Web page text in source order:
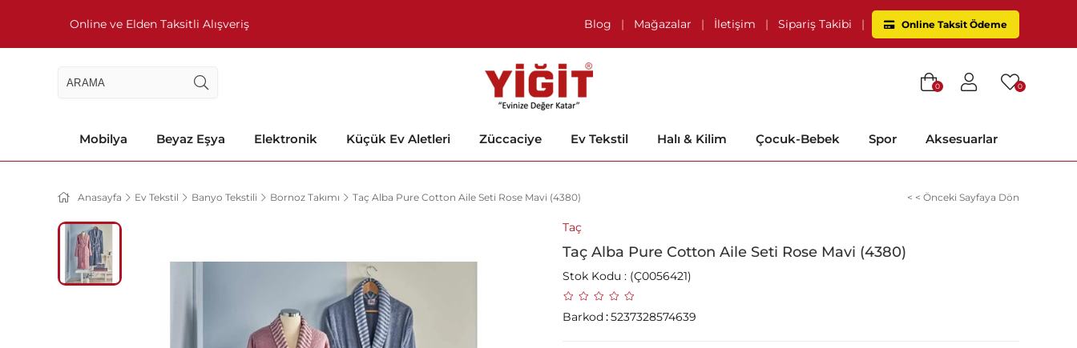
Online ve Elden Taksitli Alışveriş Blog | Mağazalar | İletişim | Sipariş Takibi | Online Taksit Ödeme
0
0
Mobilya Beyaz Eşya Elektronik Küçük Ev Aletleri Züccaciye Ev Tekstil Halı & Kilim Çocuk-Bebek Spor Aksesuarlar
Anasayfa Ev Tekstil Banyo Tekstili Bornoz Takımı Taç Alba Pure Cotton Aile Seti Rose Mavi (4380) < < Önceki Sayfaya Dön
Taç
Taç Alba Pure Cotton Aile Seti Rose Mavi (4380)
Stok Kodu (Ç0056421)
Barkod:5237328574639